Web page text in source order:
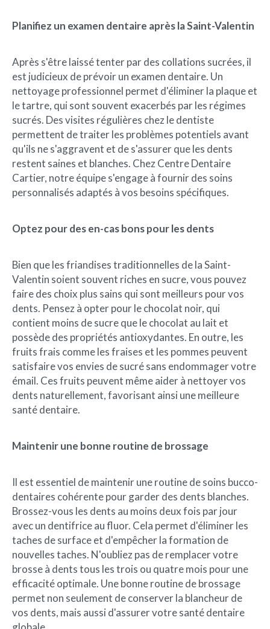
Planifiez un examen dentaire après la Saint-Valentin
Après s'être laissé tenter par des collations sucrées, il
est judicieux de prévoir un examen dentaire. Un
nettoyage professionnel permet d'éliminer la plaque et
le tartre, qui sont souvent exacerbés par les régimes
sucrés. Des visites régulières chez le dentiste
permettent de traiter les problèmes potentiels avant
qu'ils ne s'aggravent et de s'assurer que les dents
restent saines et blanches. Chez Centre Dentaire
Cartier, notre équipe s'engage à fournir des soins
personnalisés adaptés à vos besoins spécifiques.
Optez pour des en-cas bons pour les dents
Bien que les friandises traditionnelles de la Saint-
Valentin soient souvent riches en sucre, vous pouvez
faire des choix plus sains qui sont meilleurs pour vos
dents. Pensez à opter pour le chocolat noir, qui
contient moins de sucre que le chocolat au lait et
possède des propriétés antioxydantes. En outre, les
fruits frais comme les fraises et les pommes peuvent
satisfaire vos envies de sucré sans endommager votre
émail. Ces fruits peuvent même aider à nettoyer vos
dents naturellement, favorisant ainsi une meilleure
santé dentaire.
Maintenir une bonne routine de brossage
Il est essentiel de maintenir une routine de soins bucco-
dentaires cohérente pour garder des dents blanches.
Brossez-vous les dents au moins deux fois par jour
avec un dentifrice au fluor. Cela permet d'éliminer les
taches de surface et d'empêcher la formation de
nouvelles taches. N'oubliez pas de remplacer votre
brosse à dents tous les trois ou quatre mois pour une
efficacité optimale. Une bonne routine de brossage
permet non seulement de conserver la blancheur de
vos dents, mais aussi d'assurer votre santé dentaire